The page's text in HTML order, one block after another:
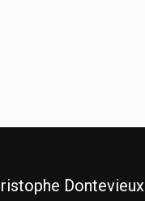
Dontevieux